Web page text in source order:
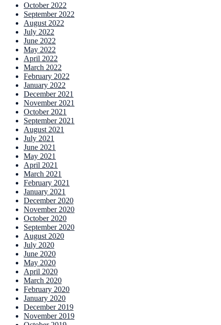
October 2022
September 2022
August 2022
July 2022
June 2022
May 2022
April 2022
March 2022
February 2022
January 2022
December 2021
November 2021
October 2021
September 2021
August 2021
July 2021
June 2021
May 2021
April 2021
March 2021
February 2021
January 2021
December 2020
November 2020
October 2020
September 2020
August 2020
July 2020
June 2020
May 2020
April 2020
March 2020
February 2020
January 2020
December 2019
November 2019